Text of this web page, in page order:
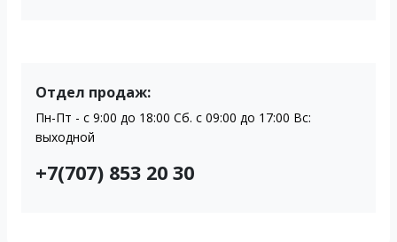
Отдел продаж:
Пн-Пт - с 9:00 до 18:00 Сб. с 09:00 до 17:00 Вс:
выходной
+7(707) 853 20 30